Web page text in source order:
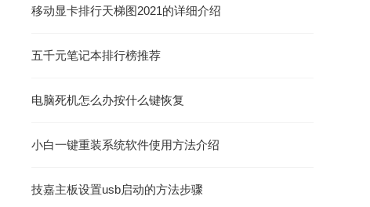
移动显卡排行天梯图2021的详细介绍
五千元笔记本排行榜推荐
电脑死机怎么办按什么键恢复
小白一键重装系统软件使用方法介绍
技嘉主板设置usb启动的方法步骤